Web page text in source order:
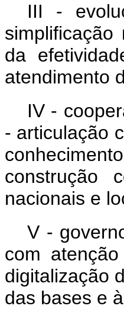
III -
da
atendimento
IV -
- articulação
construção
nacionais e
V -
com
digitalização
das bases e